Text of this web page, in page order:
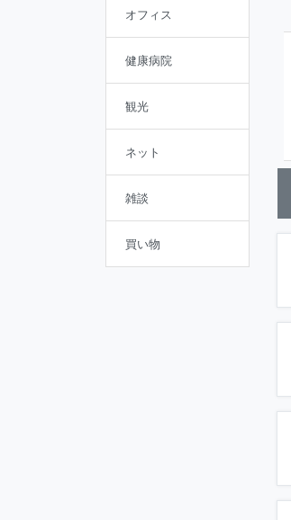
オフィス
健康病院
観光
ネット
雑談
買い物